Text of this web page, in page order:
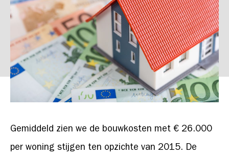
Gemiddeld zien we de bouwkosten met € 26.000
per woning stijgen ten opzichte van 2015. De